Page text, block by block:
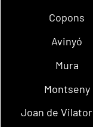
Copons
Avinyó
Mura
Montseny
Joan de